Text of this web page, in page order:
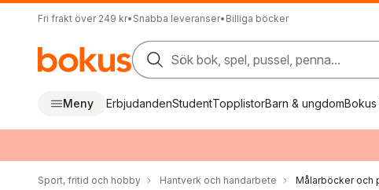
Fri frakt över 249 kr• Snabba leveranser• Billiga böcker
Sök bok, spel, pussel, penna...
Meny ErbjudandenStudentTopplistorBarn & ungdomBokus
Sport, fritid och hobby Hantverk och handarbete Målarböcker och